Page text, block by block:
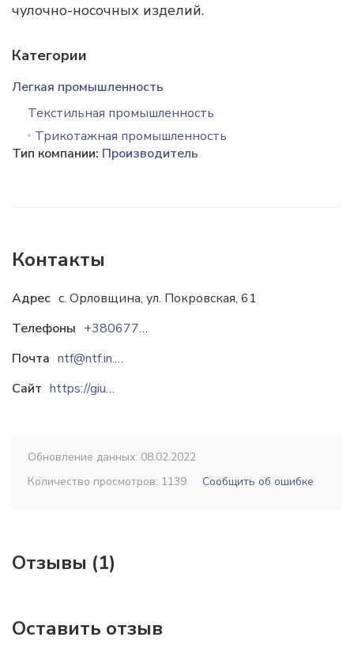
чулочно-носочных изделий.
Категории
Легкая промышленность
Текстильная промышленность
Трикотажная промышленность
Тип компании: Производитель
Контакты
Адрес с. Орловщина, ул. Покровская, 61
Телефоны
+380677610091
Почта
ntf@ntf.in.ua
Сайт
https://giulia.ua
Обновление данных: 08.02.2022
Количество просмотров: 1139
Сообщить об ошибке
Отзывы (1)
Оставить отзыв